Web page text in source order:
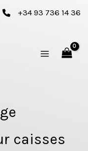
+34 93 736 14 36
caisses